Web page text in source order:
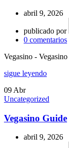
abril 9, 2026
publicado por
0 comentarios
Vegasino - Vegasino
sigue leyendo
09 Abr
Uncategorized
Vegasino Guide
abril 9, 2026